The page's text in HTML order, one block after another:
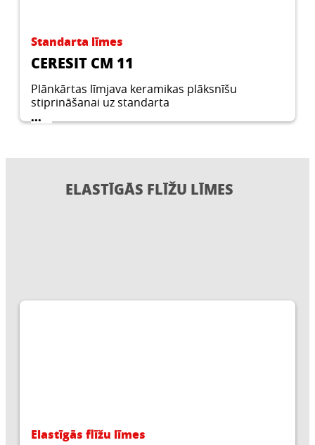
Standarta līmes
CERESIT CM 11
Plānkārtas līmjava keramikas plāksnīšu
stiprināšanai uz standarta
nedeformējamām pamatnēm.
...
ELASTĪGĀS FLĪŽU LĪMES
Elastīgās flīžu līmes